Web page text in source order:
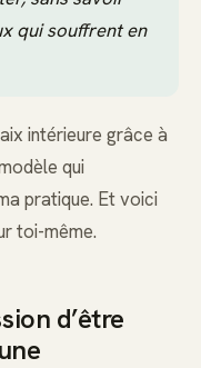
qui souffrent en
intérieure grâce à
qui
pratique. Et voici
toi-même.
d’être